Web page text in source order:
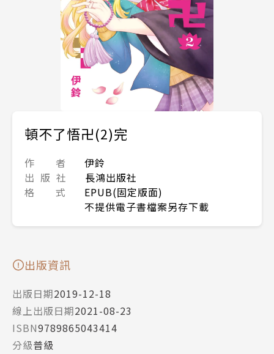
頓不了悟卍(2)完
作 者
伊鈴
出 版 社
長鴻出版社
格 式
EPUB(固定版面)
不提供電子書檔案另存下載
出版資訊
出版日期2019-12-18
線上出版日期2021-08-23
ISBN9789865043414
分級普級